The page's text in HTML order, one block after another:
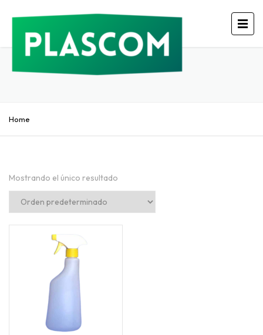
Home
Mostrando el único resultado